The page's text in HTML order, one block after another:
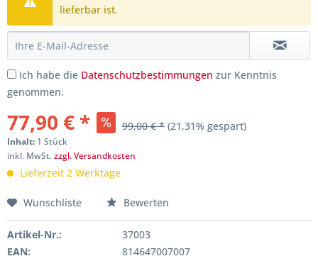
lieferbar ist.
Ich habe die Datenschutzbestimmungen zur Kenntnis
genommen.
77,90 € * 99,00 € * (21,31% gespart)
Inhalt: 1 Stück
inkl. MwSt.zzgl. Versandkosten
Lieferzeit 2 Werktage
Wunschliste Bewerten
Artikel-Nr.:
37003
EAN:
814647007007